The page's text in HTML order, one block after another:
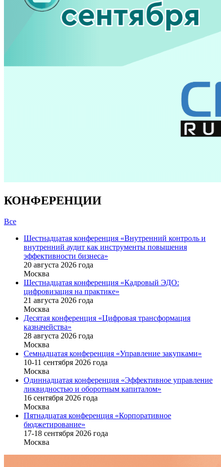
КОНФЕРЕНЦИИ
Все
Шестнадцатая конференция «Внутренний контроль и
внутренний аудит как инструменты повышения
эффективности бизнеса»
20 августа 2026 года
Москва
Шестнадцатая конференция «Кадровый ЭДО:
цифровизация на практике»
21 августа 2026 года
Москва
Десятая конференция «Цифровая трансформация
казначейства»
28 августа 2026 года
Москва
Семнадцатая конференция «Управление закупками»
10-11 сентября 2026 года
Москва
Одиннадцатая конференция «Эффективное управление
ликвидностью и оборотным капиталом»
16 cентября 2026 года
Москва
Пятнадцатая конференция «Корпоративное
бюджетирование»
17-18 сентября 2026 года
Москва